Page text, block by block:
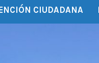
CIUDADANA